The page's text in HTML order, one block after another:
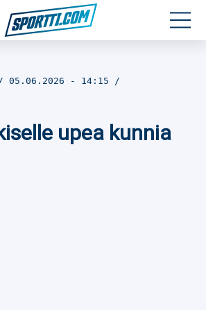
05.06.2026 - 14:15
upea kunnia